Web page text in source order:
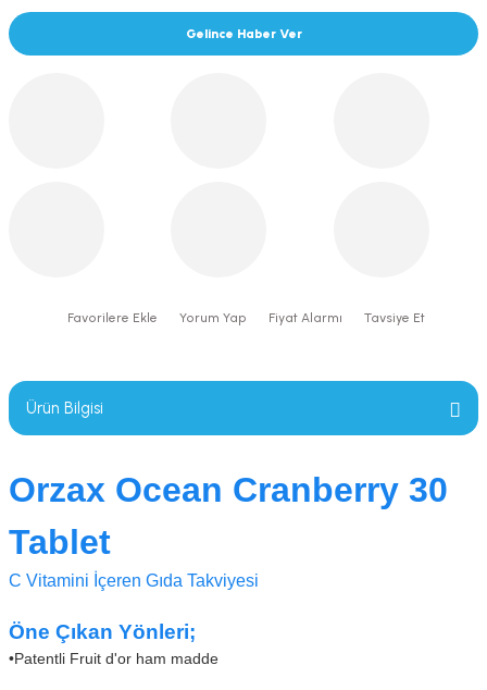
Gelince Haber Ver
Yorum Yap Fiyat Alarmı Tavsiye Et
Ürün Bilgisi
Orzax Ocean Cranberry 30
Tablet
C Vitamini İçeren Gıda Takviyesi
Öne Çıkan Yönleri;
•Patentli Fruit d'or ham madde